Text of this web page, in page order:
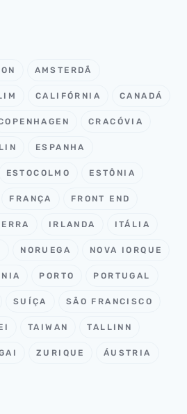
AMSTERDÃ
CALIFÓRNIA CANADÁ
CRACÓVIA
ESPANHA
ESTOCOLMO ESTÔNIA
FRANÇA FRONT END
IRLANDA ITÁLIA
NORUEGA NOVA IORQUE
PORTO PORTUGAL
SUÍÇA SÃO FRANCISCO
TAIWAN TALLINN
ZURIQUE ÁUSTRIA